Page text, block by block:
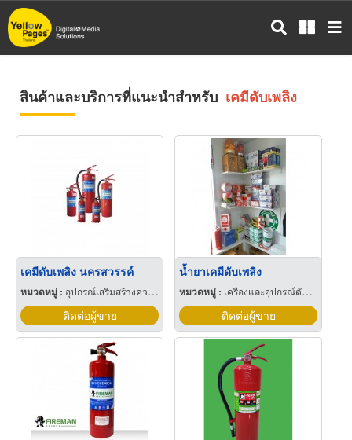
ข้าม
ไป
สินค้าและบริการที่แนะนำสำหรับ เคมีดับเพลิง
เคมีดับเพลิง นครสวรรค์
หมวดหมู่ : อุปกรณ์เสริมสร้างความปลอดภัย
ติดต่อผู้ขาย
น้ำยาเคมีดับเพลิง
หมวดหมู่ : เครื่องและอุปกรณ์ดับเพลิง
ติดต่อผู้ขาย